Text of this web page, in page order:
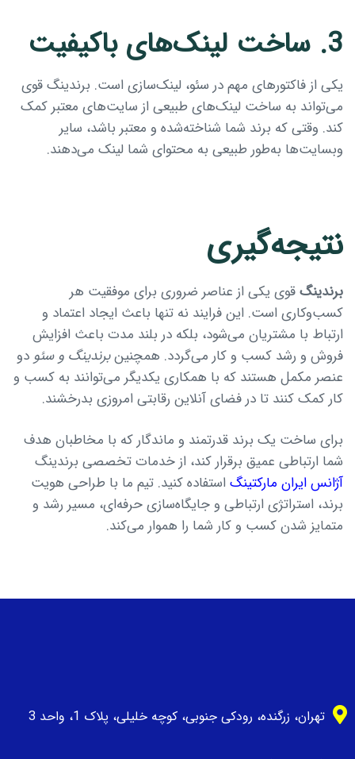
3. ساخت لینک‌های باکیفیت
یکی از فاکتورهای مهم در سئو، لینک‌سازی است. برندینگ قوی
می‌تواند به ساخت لینک‌های طبیعی از سایت‌های معتبر کمک
کند. وقتی که برند شما شناخته‌شده و معتبر باشد، سایر
وبسایت‌ها به‌طور طبیعی به محتوای شما لینک می‌دهند.
نتیجه‌گیری
برندینگقوی یکی از عناصر ضروری برای موفقیت هر
کسب‌وکاری است. این فرایند نه تنها باعث ایجاد اعتماد و
ارتباط با مشتریان می‌شود، بلکه در بلند مدت باعث افزایش
فروش و رشد کسب‌ و کار می‌گردد. همچنینبرندینگ و سئو دو
عنصر مکمل هستند که با همکاری یکدیگر می‌توانند به کسب‌ و
کار کمک کنند تا در فضای آنلاین رقابتی امروزی بدرخشند.
برای ساخت یک برند قدرتمند و ماندگار که با مخاطبان هدف
شما ارتباطی عمیق برقرار کند، از خدمات تخصصی برندینگ
آژانس ایران مارکتینگ استفاده کنید. تیم ما با طراحی هویت
برند، استراتژی ارتباطی و جایگاه‌سازی حرفه‌ای، مسیر رشد و
متمایز شدن کسب و کار شما را هموار می‌کند.
تهران، زرگنده، رودکی جنوبی، کوچه خلیلی، پلاک 1، واحد 3